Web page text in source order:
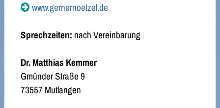
www.gernernoetzel.de
Sprechzeiten: nach Vereinbarung
Dr. Matthias Kemmer
Gmünder Straße 9
73557 Mutlangen